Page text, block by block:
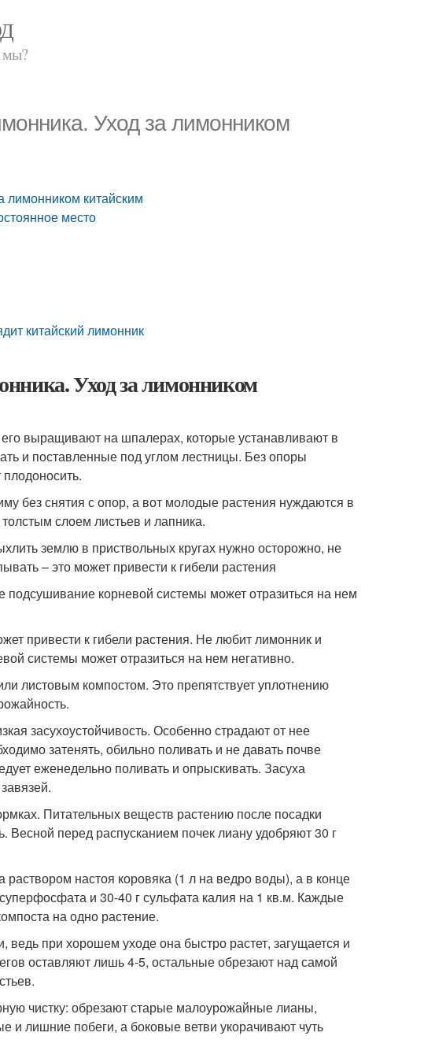
мы?
Уход за лимонником
лимонником китайским
место
китайский лимонник
Уход за лимонником
выращивают на шпалерах, которые устанавливают в
и поставленные под углом лестницы. Без опоры
без снятия с опор, а вот молодые растения нуждаются в
слоем листьев и лапника.
землю в приствольных кругах нужно осторожно, не
– это может привести к гибели растения
корневой системы может отразиться на нем
привести к гибели растения. Не любит лимонник и
системы может отразиться на нем негативно.
листовым компостом. Это препятствует уплотнению
засухоустойчивость. Особенно страдают от нее
затенять, обильно поливать и не давать почве
еженедельно поливать и опрыскивать. Засуха
Питательных веществ растению после посадки
Весной перед распусканием почек лиану удобряют 30 г
настоя коровяка (1 л на ведро воды), а в конце
и 30-40 г сульфата калия на 1 кв.м. Каждые
на одно растение.
ведь при хорошем уходе она быстро растет, загущается и
оставляют лишь 4-5, остальные обрезают над самой
чистку: обрезают старые малоурожайные лианы,
лишние побеги, а боковые ветви укорачивают чуть